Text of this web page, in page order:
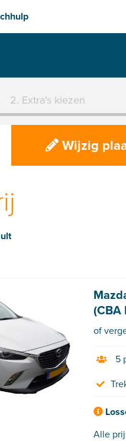
2. Extra's kiezen
Wijzig
(CBA
of
5
Alle